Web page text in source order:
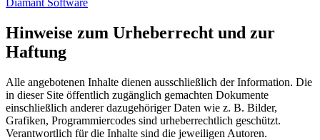
Diamant Software
Hinweise zum Urheberrecht und zur
Haftung
Alle angebotenen Inhalte dienen ausschließlich der Information. Die
in dieser Site öffentlich zugänglich gemachten Dokumente
einschließlich anderer dazugehöriger Daten wie z. B. Bilder,
Grafiken, Programmiercodes sind urheberrechtlich geschützt.
Verantwortlich für die Inhalte sind die jeweiligen Autoren.